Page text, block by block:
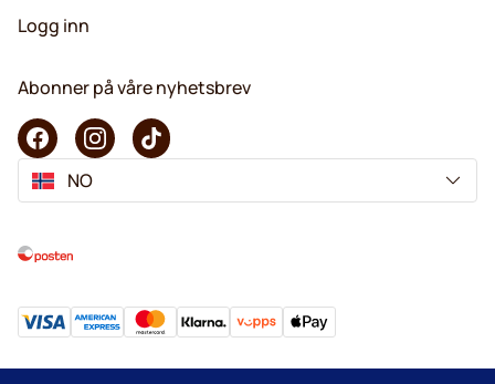
Logg inn
Abonner på våre nyhetsbrev
NO